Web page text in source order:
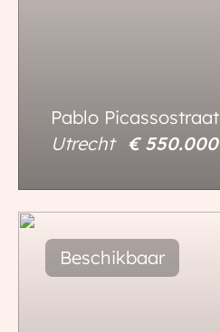
Pablo Picassostraat
Utrecht
€ 550.000